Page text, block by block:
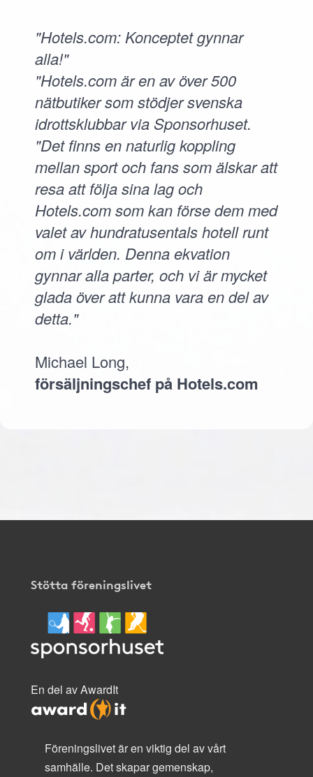
"Hotels.com: Konceptet gynnar
alla!"
"Hotels.com är en av över 500
nätbutiker som stödjer svenska
idrottsklubbar via Sponsorhuset.
"Det finns en naturlig koppling
mellan sport och fans som älskar att
resa att följa sina lag och
Hotels.com som kan förse dem med
valet av hundratusentals hotell runt
om i världen. Denna ekvation
gynnar alla parter, och vi är mycket
glada över att kunna vara en del av
detta."
Michael Long,
försäljningschef på Hotels.com
Stötta föreningslivet
En del av AwardIt
Föreningslivet är en viktig del av vårt
samhälle. Det skapar gemenskap,